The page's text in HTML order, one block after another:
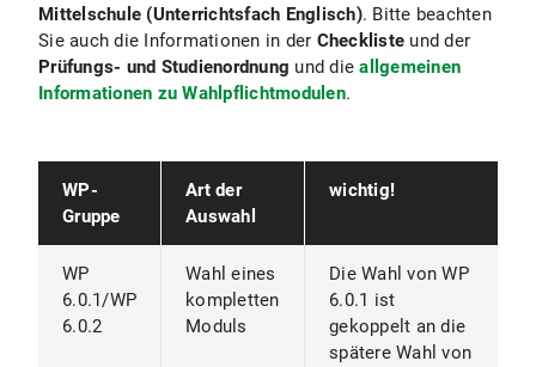
Mittelschule (Unterrichtsfach Englisch). Bitte beachten
Sie auch die Informationen in der Checkliste und der
Prüfungs- und Studienordnung und dieallgemeinen
Informationen zu Wahlpflichtmodulen.
WP-
Gruppe
Art der
Auswahl
wichtig!
WP
6.0.1/WP
6.0.2
Wahl eines
kompletten
Moduls
Die Wahl von WP
6.0.1 ist
gekoppelt an die
spätere Wahl von